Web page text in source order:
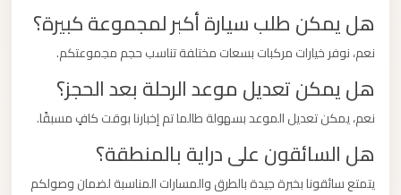
هل يمكن طلب سيارة أكبر لمجموعة كبيرة؟
نعم، نوفر خيارات مركبات بسعات مختلفة تناسب حجم مجموعتكم.
هل يمكن تعديل موعد الرحلة بعد الحجز؟
نعم، يمكن تعديل الموعد بسهولة طالما تم إخبارنا بوقت كافٍ مسبقًا.
هل السائقون على دراية بالمنطقة؟
يتمتع سائقونا بخبرة جيدة بالطرق والمسارات المناسبة لضمان وصولكم